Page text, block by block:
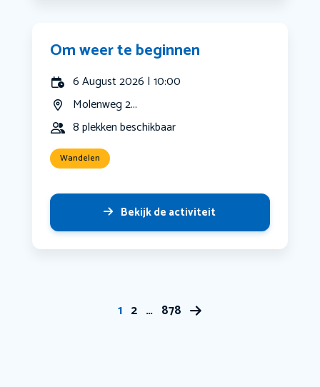
Om weer te beginnen
6 August 2026 | 10:00
Molenweg 2...
8 plekken beschikbaar
Wandelen
Bekijk de activiteit
1 2 … 878